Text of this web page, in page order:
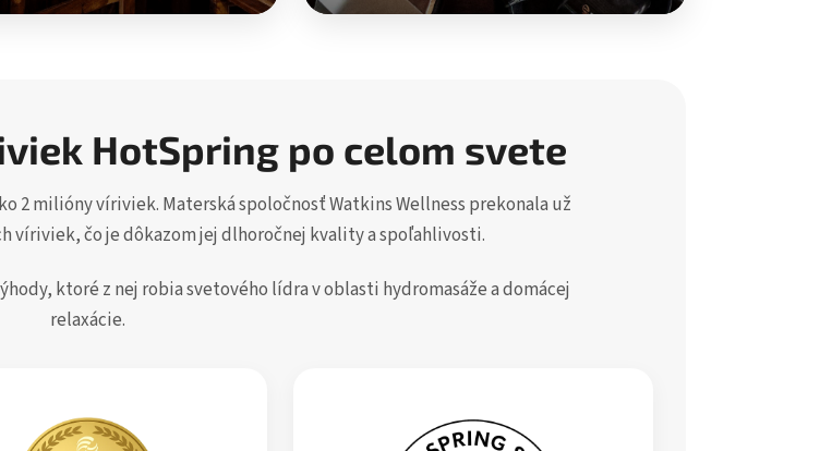
HotSpring po celom svete
2 milióny víriviek. Materská spoločnosť Watkins Wellness prekonala už
víriviek, čo je dôkazom jej dlhoročnej kvality a spoľahlivosti.
ktoré z nej robia svetového lídra v oblasti hydromasáže a domácej
relaxácie.